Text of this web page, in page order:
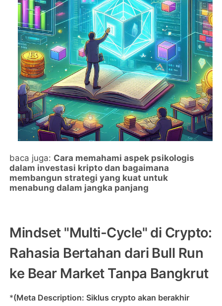
baca juga: Cara memahami aspek psikologis
dalam investasi kripto dan bagaimana
membangun strategi yang kuat untuk
menabung dalam jangka panjang
Mindset "Multi-Cycle" di Crypto:
Rahasia Bertahan dari Bull Run
ke Bear Market Tanpa Bangkrut
*(Meta Description: Siklus crypto akan berakhir